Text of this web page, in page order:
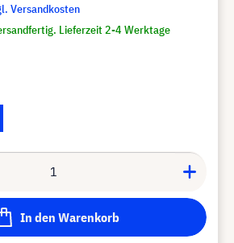
Versandkosten
Lieferzeit 2-4 Werktage
In den Warenkorb